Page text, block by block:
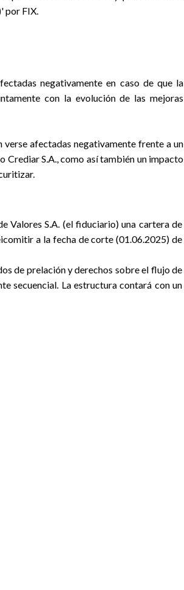
por FIX.
negativamente en caso de que la
con la evolución de las mejoras
afectadas negativamente frente a un
Crediar S.A., como así también un impacto
Valores S.A. (el fiduciario) una cartera de
a la fecha de corte (01.06.2025) de
de prelación y derechos sobre el flujo de
secuencial. La estructura contará con un